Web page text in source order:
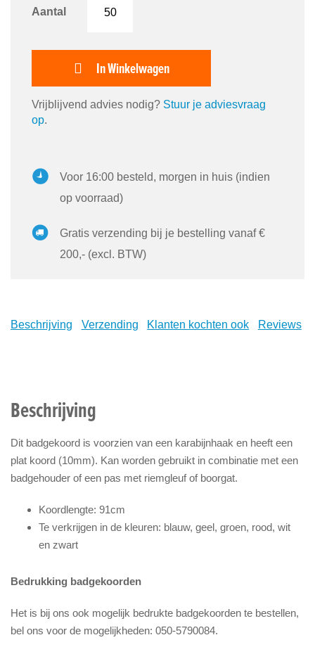
Aantal
In Winkelwagen
Vrijblijvend advies nodig? Stuur je adviesvraag
op.
Voor 16:00 besteld, morgen in huis (indien
op voorraad)
Gratis verzending bij je bestelling vanaf €
200,- (excl. BTW)
Beschrijving Verzending Klanten kochten ook Reviews
Beschrijving
Dit badgekoord is voorzien van een karabijnhaak en heeft een
plat koord (10mm). Kan worden gebruikt in combinatie met een
badgehouder of een pas met riemgleuf of boorgat.
Koordlengte: 91cm
Te verkrijgen in de kleuren: blauw, geel, groen, rood, wit
en zwart
Bedrukking badgekoorden
Het is bij ons ook mogelijk bedrukte badgekoorden te bestellen,
bel ons voor de mogelijkheden: 050-5790084.